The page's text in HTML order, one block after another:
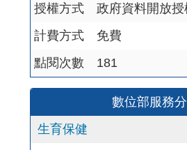
數位部服務
生育保健
授權方式
政府資料開放
計費方式
免費
點閱次數
181